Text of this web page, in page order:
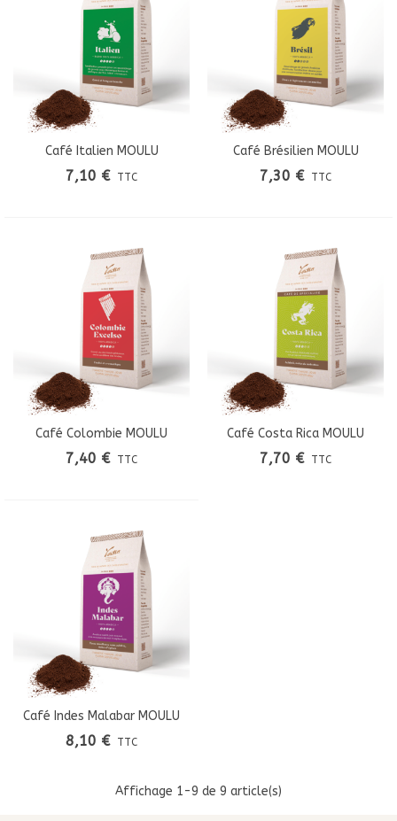
Café Italien MOULU
7,10 € TTC
Café Brésilien MOULU
7,30 € TTC
Café Colombie MOULU
7,40 € TTC
Café Costa Rica MOULU
7,70 € TTC
Café Indes Malabar MOULU
8,10 € TTC
Affichage 1-9 de 9 article(s)